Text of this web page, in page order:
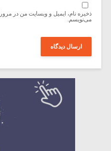
ذخیره نام، ایمیل و وبسایت من در
می‌نویسم.